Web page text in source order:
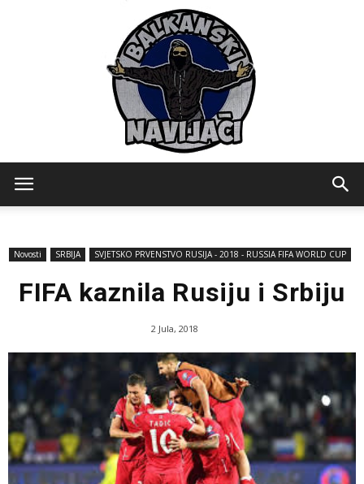
Novosti SRBIJA SVJETSKO PRVENSTVO RUSIJA - 2018 - RUSSIA FIFA WORLD CUP
FIFA kaznila Rusiju i Srbiju
2 Jula, 2018